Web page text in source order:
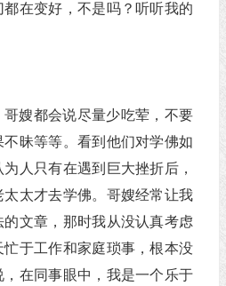
在变好，不是吗？听听我的
嫂都会说尽量少吃荤，不要
昧等等。看到他们对学佛如
人只有在遇到巨大挫折后，
太才去学佛。哥嫂经常让我
文章，那时我从没认真考虑
于工作和家庭琐事，根本没
在同事眼中，我是一个乐于